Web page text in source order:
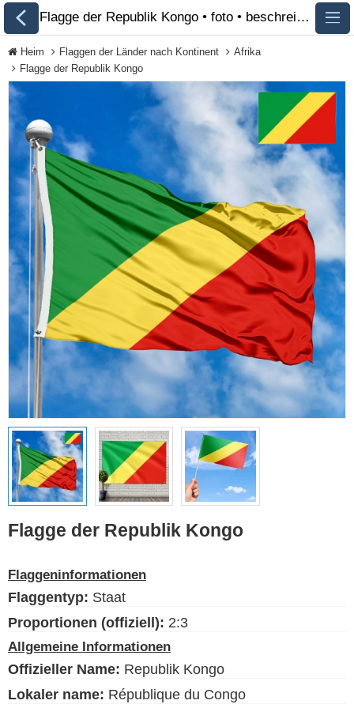
Alle Flaggen
Flaggen der Länder
nach Kontinent
Flaggen von
Organisationen
Flaggen der LGBT-
Community
Historische Flaggen
Ethnische Flaggen
Flaggen der USA
(Bundesstaaten)
Sprache Deutsch
Der Blog
Bitte unterstützen Sie diese
Site mit einer kleinen Spende
Flagge der Republik Kongo • foto • beschreibung 🏁 FlagsSite.com
Heim Flaggen der Länder nach Kontinent
Afrika
Flagge der Republik Kongo
Flagge der Republik Kongo
Flaggeninformationen
Flaggentyp: Staat
Proportionen (offiziell): 2:3
Allgemeine Informationen
Offizieller Name: Republik Kongo
Lokaler name: République du Congo